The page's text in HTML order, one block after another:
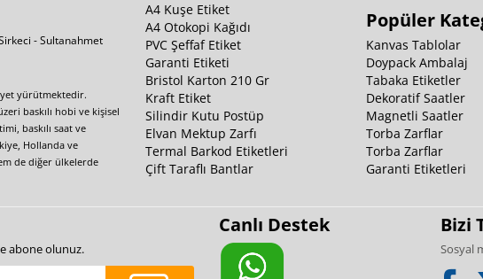
- Sultanahmet
yürütmektedir.
baskılı hobi ve kişisel
baskılı saat ve
Hollanda ve
de diğer ülkelerde
A4 Kuşe Etiket
A4 Otokopi Kağıdı
PVC Şeffaf Etiket
Garanti Etiketi
Bristol Karton 210 Gr
Kraft Etiket
Silindir Kutu Postüp
Elvan Mektup Zarfı
Termal Barkod Etiketleri
Çift Taraflı Bantlar
Popüler
Kanvas Tablolar
Doypack Ambalaj
Tabaka Etiketler
Dekoratif Saatler
Magnetli Saatler
Torba Zarflar
Torba Zarflar
Garanti Etiketleri
abone olunuz.
Canlı Destek Bizi
Sosyal